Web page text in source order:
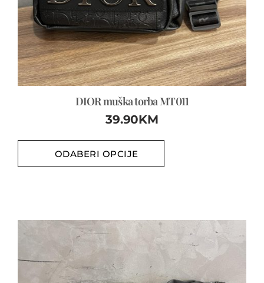
DIOR muška torba MT011
39.90KM
ODABERI OPCIJE